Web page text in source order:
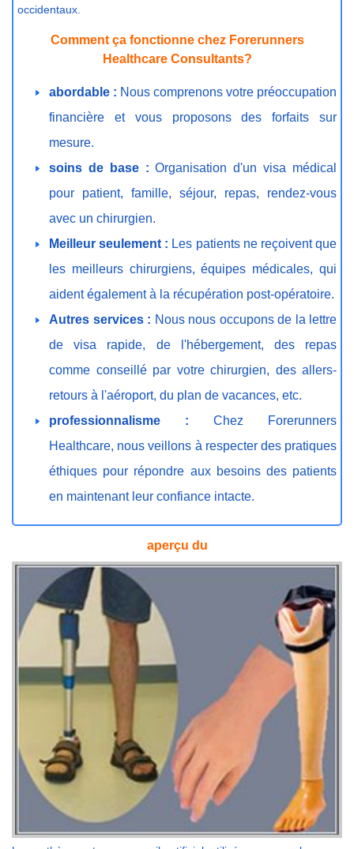
occidentaux.
Comment ça fonctionne chez Forerunners
Healthcare Consultants?
abordable : Nous comprenons votre préoccupation
financière et vous proposons des forfaits sur
mesure.
soins de base :Organisation d'un visa médical
pour patient, famille, séjour, repas, rendez-vous
avec un chirurgien.
Meilleur seulement : Les patients ne reçoivent que
les meilleurs chirurgiens, équipes médicales, qui
aident également à la récupération post-opératoire.
Autres services : Nous nous occupons de la lettre
de visa rapide, de l'hébergement, des repas
comme conseillé par votre chirurgien, des allers-
retours à l'aéroport, du plan de vacances, etc.
professionnalisme : Chez Forerunners
Healthcare, nous veillons à respecter des pratiques
éthiques pour répondre aux besoins des patients
en maintenant leur confiance intacte.
aperçu du